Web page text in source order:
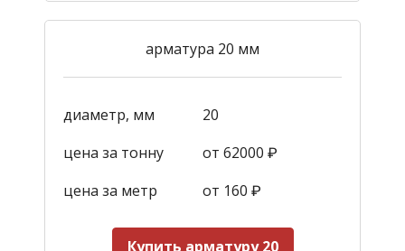
арматура 20 мм
диаметр, мм
20
цена за тонну
от 62000 ₽
цена за метр
от 160 ₽
Купить арматуру 20